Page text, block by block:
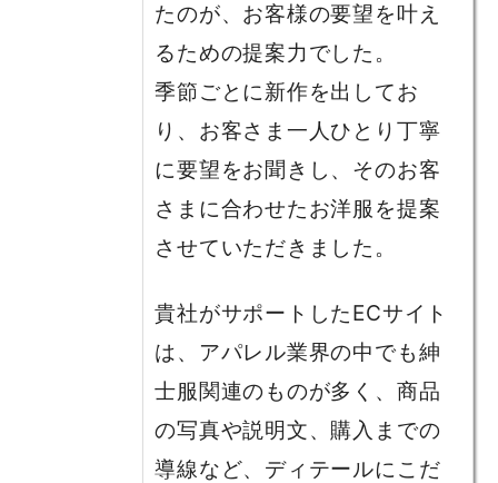
たのが、お客様の要望を叶え
るための提案力でした。
季節ごとに新作を出してお
り、お客さま一人ひとり丁寧
に要望をお聞きし、そのお客
さまに合わせたお洋服を提案
させていただきました。
貴社がサポートしたECサイト
は、アパレル業界の中でも紳
士服関連のものが多く、商品
の写真や説明文、購入までの
導線など、ディテールにこだ